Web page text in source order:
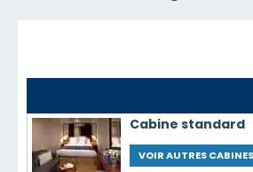
Cabine standard
VOIR AUTRES CABINES